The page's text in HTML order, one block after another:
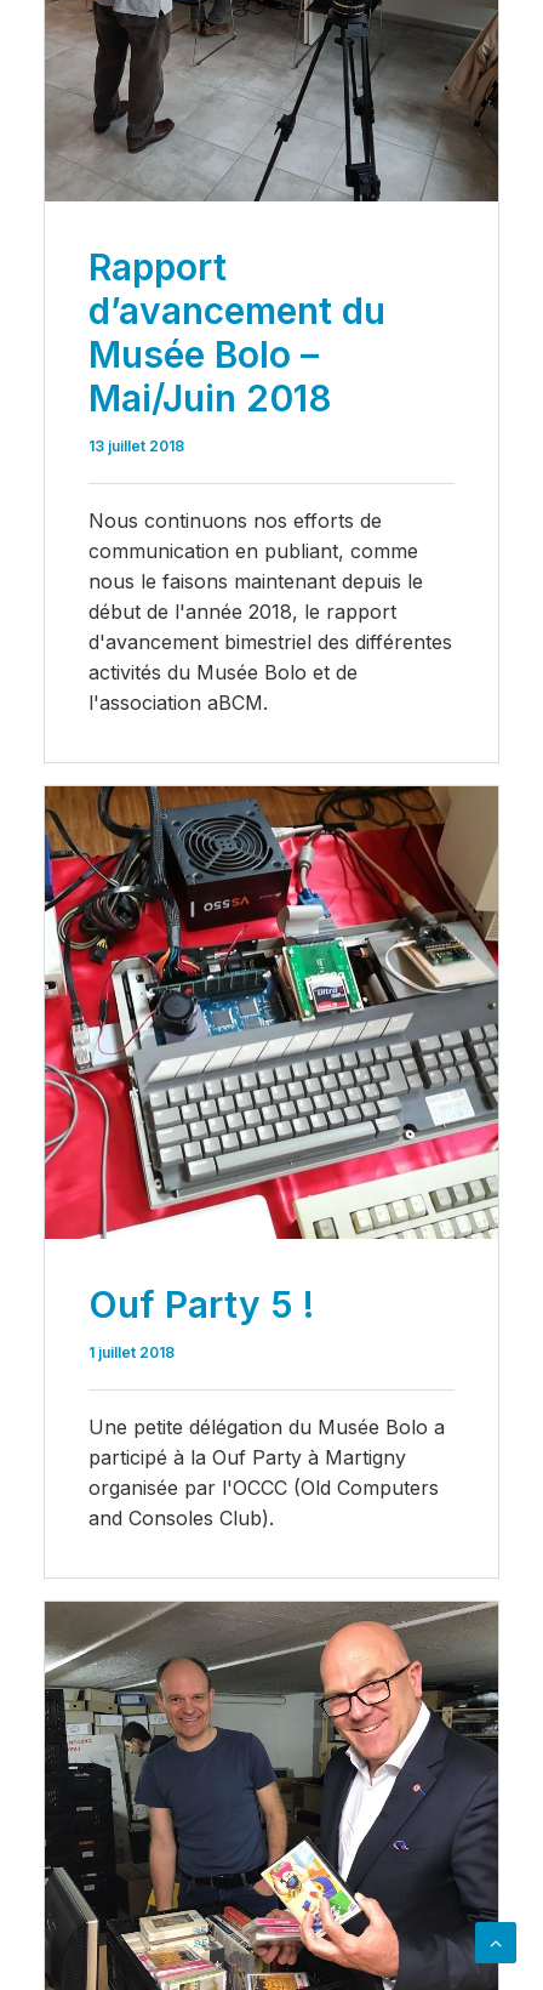
Rapport
d’avancement du
Musée Bolo –
Mai/Juin 2018
13 juillet 2018
Nous continuons nos efforts de
communication en publiant, comme
nous le faisons maintenant depuis le
début de l'année 2018, le rapport
d'avancement bimestriel des différentes
activités du Musée Bolo et de
l'association aBCM.
Ouf Party 5 !
1 juillet 2018
Une petite délégation du Musée Bolo a
participé à la Ouf Party à Martigny
organisée par l'OCCC (Old Computers
and Consoles Club).